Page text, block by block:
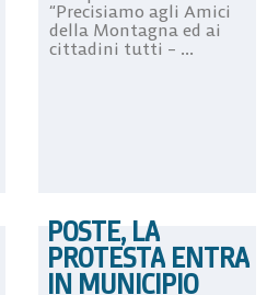
“Precisiamo agli Amici
della Montagna ed ai
cittadini tutti – ...
POSTE, LA
PROTESTA ENTRA
IN MUNICIPIO